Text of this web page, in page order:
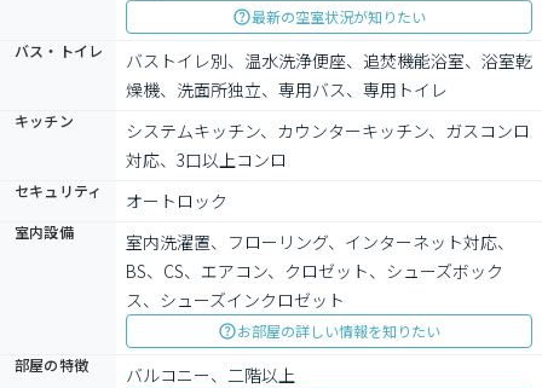
最新の空室状況が知りたい
バス・トイレ
バストイレ別、温水洗浄便座、追焚機能浴室、浴室乾
燥機、洗面所独立、専用バス、専用トイレ
キッチン
システムキッチン、カウンターキッチン、ガスコンロ
対応、3口以上コンロ
セキュリティ オートロック
室内設備
室内洗濯置、フローリング、インターネット対応、
BS、CS、エアコン、クロゼット、シューズボック
ス、シューズインクロゼット
お部屋の詳しい情報を知りたい
部屋の特徴
バルコニー、二階以上